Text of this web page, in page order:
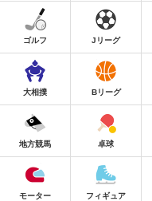
ゴルフ Jリーグ
大相撲 Bリーグ
地方競馬 卓球
モーター フィギュア